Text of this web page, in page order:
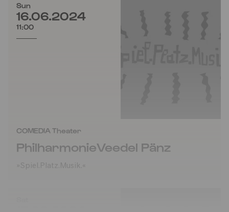
Sun
16.06.2024
11:00
COMEDIA Theater
PhilharmonieVeedel Pänz
»Spiel.Platz.Musik.«